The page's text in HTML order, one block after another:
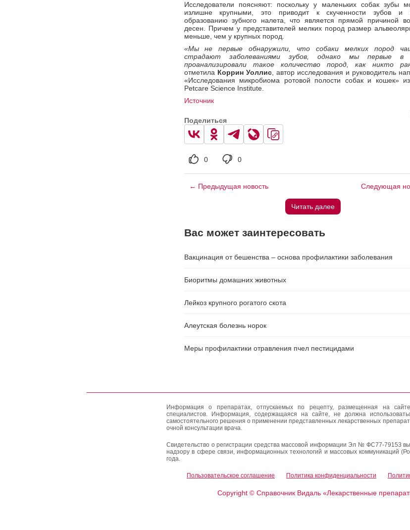
Исследователи поясняют: поскольку у маленьких собак зубы
излишне крупными, это приводит к скученности зубов и
образованию зубного налета, что является прямой причиной
десен. Причем у представителей мелких пород размер
меньше, чем у крупных пород.
«Мы не первые обнаружили, что собаки мелких пород
страдают заболеваниями зубов, однако мы первые в
проанализировали такое количество пород, как никто
отметила Коррин Уоллис, автор исследования и руководитель
«Исследования микробиома ротовой полости собак и кошек»
Petcare Science Institute.
Источник
Поделиться
0 0
← Предыдущая новость Следующая
Читать далее
Вас может заинтересовать
Вакцинация от бешенства – основа профилактики заболевания
Биоритмы домашних животных
Лейкоз крупного рогатого скота
Алеутская болезнь норок
Меры профилактики отравления пчел пестицидами
Информация о препаратах, отпускаемых по рецепту, размещенная на
специалистов. Информация, содержащаяся на сайте, не должна
самостоятельного решения о применении представленных лекарственных
очной консультации врача.
Свидетельство о регистрации средства массовой информации Эл № ФС77-79153
надзору в сфере связи, информационных технологий и массовых коммуникаций
года.
Пользовательское соглашение Политика конфиденциальности
Copyright ©Справочник Видаль «Лекарственные